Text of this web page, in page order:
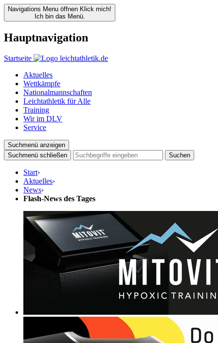
Navigations Menu öffnen Klick mich!
Ich bin das Menü.
Hauptnavigation
Startseite
Aktuelles
Wettkämpfe
Nationalmannschaften
Leichtathletik für Alle
Training
Wir im DLV
Service
Suchmenü anzeigen
Suchmenü schließen
Suchen
Start›
Aktuelles›
News›
Flash-News des Tages